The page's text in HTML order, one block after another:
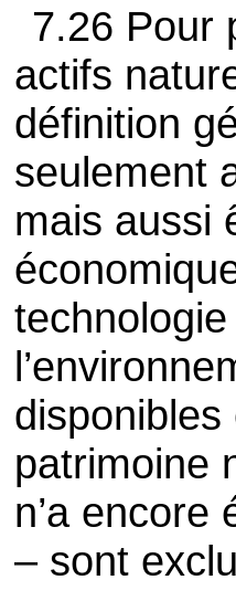
7.26 Pour
actifs
définition
seulement
mais aussi
patrimoine
n’a encore
– sont